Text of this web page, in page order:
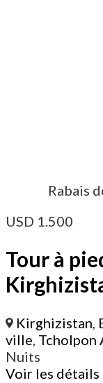
Rabais
USD 1.500
Tour à
Kirghizistan,
ville, Tcholpon
Nuits
Voir les détails